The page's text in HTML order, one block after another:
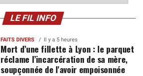
LE FIL INFO
FAITS DIVERS Il y a 5 heures
Mort d’une fillette à Lyon : le parquet
réclame l’incarcération de sa mère,
soupçonnée de l'avoir empoisonnée